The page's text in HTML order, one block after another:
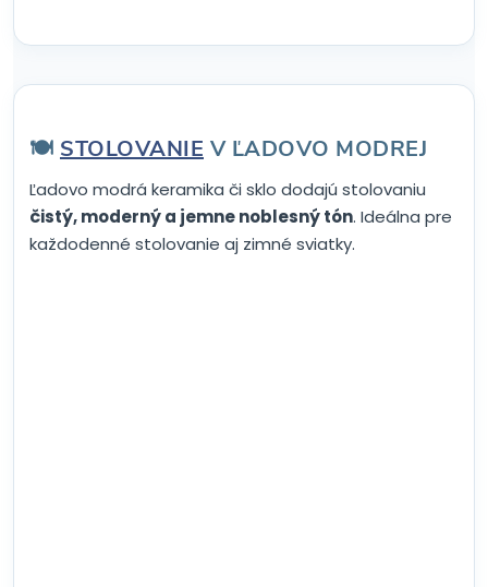
🍽️ STOLOVANIE V ĽADOVO MODREJ
Ľadovo modrá keramika či sklo dodajú stolovaniu
čistý, moderný a jemne noblesný tón. Ideálna pre
každodenné stolovanie aj zimné sviatky.